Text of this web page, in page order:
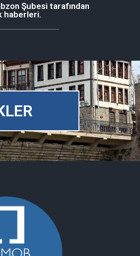
Şubesi tarafından
haberleri.